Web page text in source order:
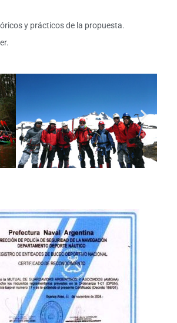
y prácticos de la propuesta.